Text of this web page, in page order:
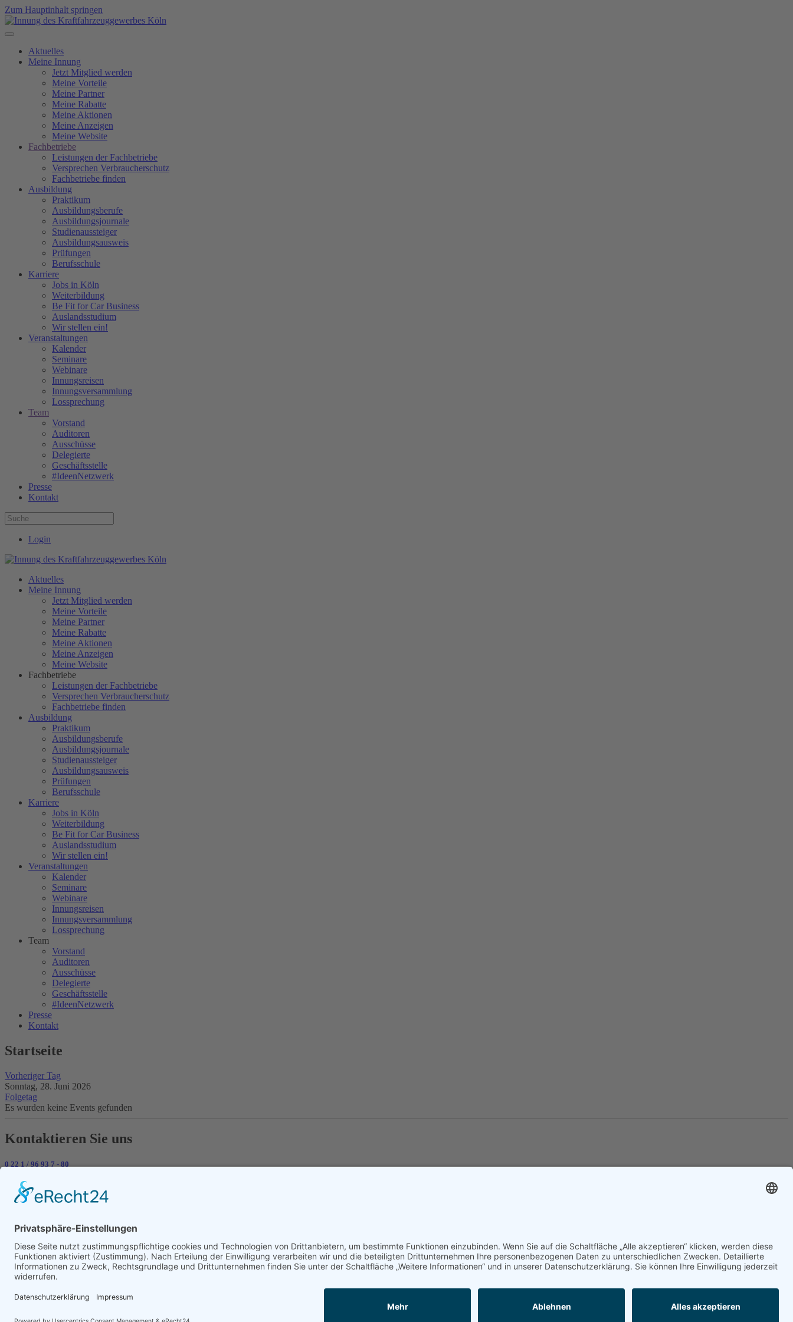
Zum Hauptinhalt springen
Aktuelles
Meine Innung
Jetzt Mitglied werden
Meine Vorteile
Meine Partner
Meine Rabatte
Meine Aktionen
Meine Anzeigen
Meine Website
Fachbetriebe
Leistungen der Fachbetriebe
Versprechen Verbraucherschutz
Fachbetriebe finden
Ausbildung
Praktikum
Ausbildungsberufe
Ausbildungsjournale
Studienaussteiger
Ausbildungsausweis
Prüfungen
Berufsschule
Karriere
Jobs in Köln
Weiterbildung
Be Fit for Car Business
Auslandsstudium
Wir stellen ein!
Veranstaltungen
Kalender
Seminare
Webinare
Innungsreisen
Innungsversammlung
Lossprechung
Team
Vorstand
Auditoren
Ausschüsse
Delegierte
Geschäftsstelle
#IdeenNetzwerk
Presse
Kontakt
Login
Aktuelles
Meine Innung
Jetzt Mitglied werden
Meine Vorteile
Meine Partner
Meine Rabatte
Meine Aktionen
Meine Anzeigen
Meine Website
Fachbetriebe
Leistungen der Fachbetriebe
Versprechen Verbraucherschutz
Fachbetriebe finden
Ausbildung
Praktikum
Ausbildungsberufe
Ausbildungsjournale
Studienaussteiger
Ausbildungsausweis
Prüfungen
Berufsschule
Karriere
Jobs in Köln
Weiterbildung
Be Fit for Car Business
Auslandsstudium
Wir stellen ein!
Veranstaltungen
Kalender
Seminare
Webinare
Innungsreisen
Innungsversammlung
Lossprechung
Team
Vorstand
Auditoren
Ausschüsse
Delegierte
Geschäftsstelle
#IdeenNetzwerk
Presse
Kontakt
Startseite
Vorheriger Tag
Sonntag, 28. Juni 2026
Folgetag
Es wurden keine Events gefunden
Kontaktieren Sie uns
0 22 1 / 96 93 7 - 80
Telefon / Fax
E-Mail
© 2020 Innung des Kraftfahrzeuggewerbes Köln
Datenschutz